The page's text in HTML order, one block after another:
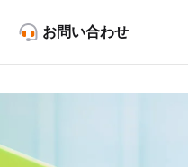
お問い合わせ